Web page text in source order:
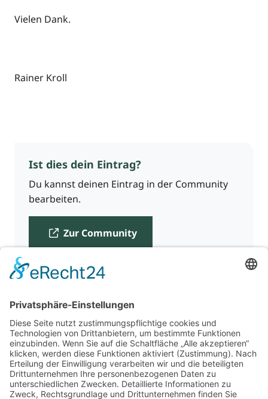
Vielen Dank.
Rainer Kroll
Ist dies dein Eintrag?
Du kannst deinen Eintrag in der Community
bearbeiten.
Zur Community
Für Beratende
Kontakt